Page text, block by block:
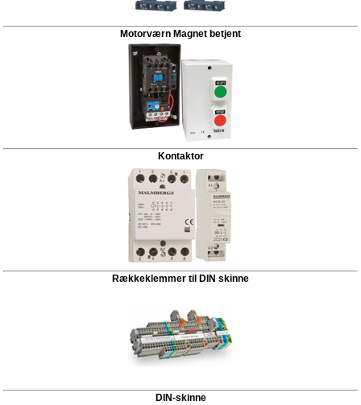
Motorværn Magnet betjent
Kontaktor
Rækkeklemmer til DIN skinne
DIN-skinne